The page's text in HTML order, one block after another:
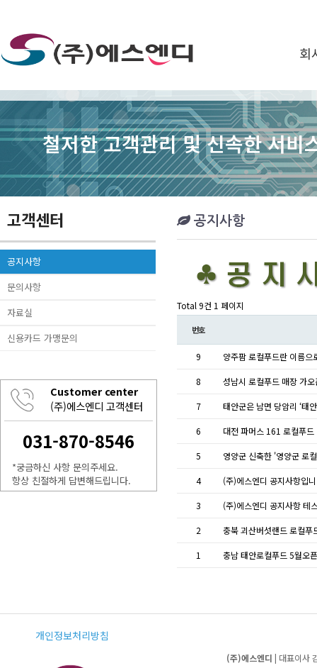
회
철저한 고객관리 및 신속한 서비
고객센터
공지사항
문의사항
자료실
신용카드 가맹문의
Customer center
(주)에스엔디 고객센터
031-870-8546
*궁금하신 사항 문의주세요.
항상 친절하게 답변해드립니다.
공지사항
Total 9건 1 페이지
번호
9 양주팜 로컬푸드란 이름
8 성남시 로컬푸드 매장 가
7 태안군은 남면 당암리 ‘태
6 대전 파머스 161 로컬푸
5 영양군 신축한 '영양군 로
4 (주)에스엔디 공지사항입
3 (주)에스엔디 공지사항 테
2 충북 괴산버섯랜드 로컬푸
1 충남 태안로컬푸드 5월오
개인정보처리방침
(주)에스엔디 | 대표이사